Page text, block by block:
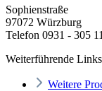
Sophienstraße
97072 Würzburg
Telefon 0931 - 305
Weiterführende
Weitere